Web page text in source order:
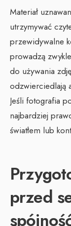
Materiał
utrzymywać
przewidywalne
prowadzą
do używania
odzwierciedlają
Jeśli fotografia
najbardziej
światłem lub
przed